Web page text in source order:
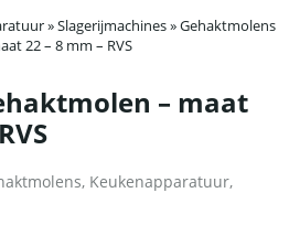
»Slagerijmachines»Gehaktmolens
22 – 8 mm – RVS
– maat
, Keukenapparatuur,